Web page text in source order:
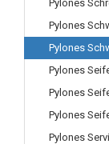
Pylones
Pylones
Pylones
Pylones
Pylones
Pylones
Pylones